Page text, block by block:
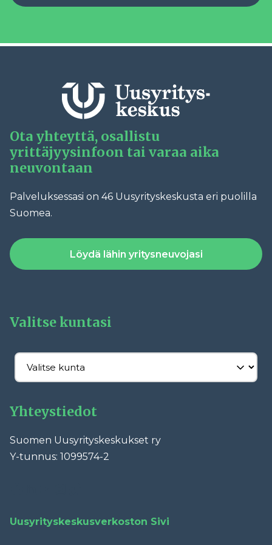
Ota yhteyttä, osallistu
yrittäjyysinfoon tai varaa aika
neuvontaan
Palveluksessasi on 46 Uusyrityskeskusta eri puolilla
Suomea.
Löydä lähin yritysneuvojasi
Valitse kuntasi
Yhteystiedot
Suomen Uusyrityskeskukset ry
Y-tunnus: 1099574-2
Uusyrityskeskusverkoston Sivi